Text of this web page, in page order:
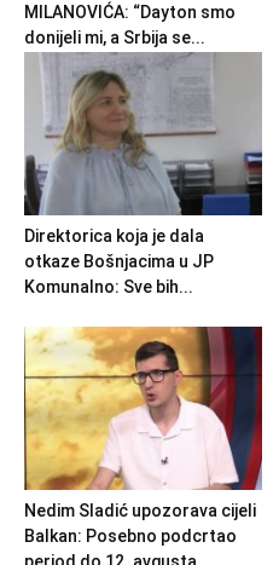
MILANOVIĆA: “Dayton smo
donijeli mi, a Srbija se...
Direktorica koja je dala
otkaze Bošnjacima u JP
Komunalno: Sve bih...
Nedim Sladić upozorava cijeli
Balkan: Posebno podcrtao